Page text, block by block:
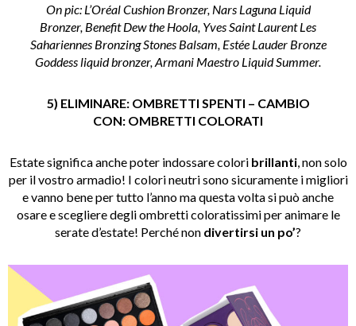
On pic: L’Oréal Cushion Bronzer, Nars Laguna Liquid
Bronzer, Benefit Dew the Hoola, Yves Saint Laurent Les
Sahariennes Bronzing Stones Balsam, Estée Lauder Bronze
Goddess liquid bronzer, Armani Maestro Liquid Summer.
5) ELIMINARE: OMBRETTI SPENTI – CAMBIO
CON: OMBRETTI COLORATI
Estate significa anche poter indossare colori brillanti, non solo
per il vostro armadio! I colori neutri sono sicuramente i migliori
e vanno bene per tutto l’anno ma questa volta si può anche
osare e scegliere degli ombretti coloratissimi per animare le
serate d’estate! Perché non divertirsi un po’?